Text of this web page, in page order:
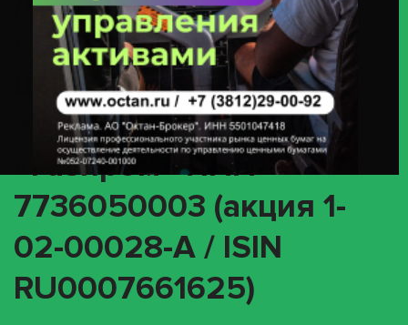
«Информация» с
ценными бумагами
эмитента ПАО
«Газпром» ИНН
7736050003 (акция 1-
02-00028-A / ISIN
RU0007661625)